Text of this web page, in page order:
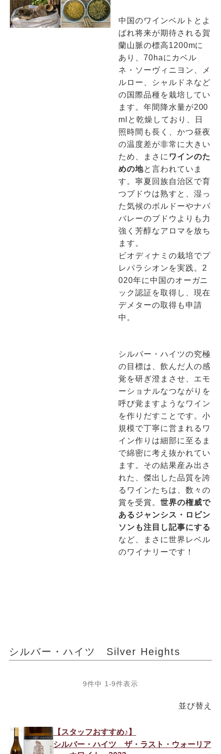
中国のワインベルトとよ
ばれ将来が期待される賀
蘭山脈の標高1200mに
あり、70haにカベル
ネ・ソーヴィニヨン、メ
ルロー、シャルドネなど
の国際品種を栽培してい
ます。年間降水量が200
mlと乾燥しており、日
照時間も長く、かつ昼夜
の温度差が非常に大きい
ため、まさに ワインのた
めの地と言われていま
す。寧夏回族自治区で育
つブドウは熟すと、湿っ
た気候のボルドーやナパ
バレーのブドウよりも力
強く芳醇なアロマを放ち
ます。
ビオディナミの栽培でプ
レパラシオンを実践。2
020年に中国のオーガニ
ック認証を取得し、現在
デメターの取得も申請
中。
シルバー・ハイツの究極
の目標は、飲んだ人の感
覚を研ぎ澄まさせ、エモ
ーショナルなつながりを
呼び覚ますようなワイン
を作りだすことです。小
規模で丁寧に営まれるワ
イン作りは細部に至るま
で綿密に考え抜かれてい
ます。その結果産み出さ
れた、傑出した品質を誇
るワインたちは、数々の
賞を受賞。 世界の権威で
あるジャンシス・ロビン
ソンも注目し記事にする
など、まさに世界レベル
のワイナリーです！
シルバー・ハイツ Silver Heights
並び替え
9件中 1 -9件表示
【スタッフおすすめ♪】
シルバー・ハイツ ザ・ラスト・ウォーリア